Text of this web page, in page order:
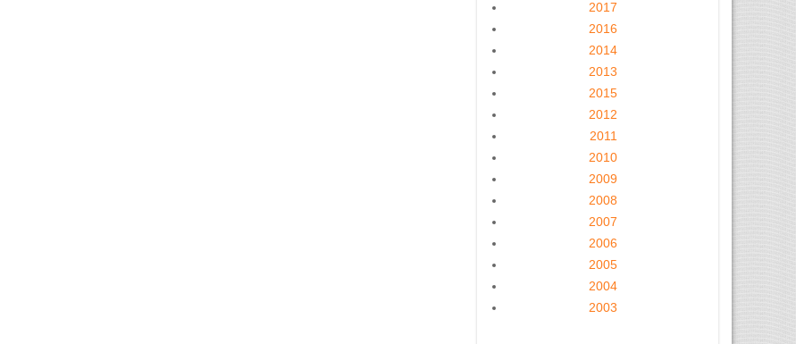
2017
2016
2014
2013
2015
2012
2011
2010
2009
2008
2007
2006
2005
2004
2003